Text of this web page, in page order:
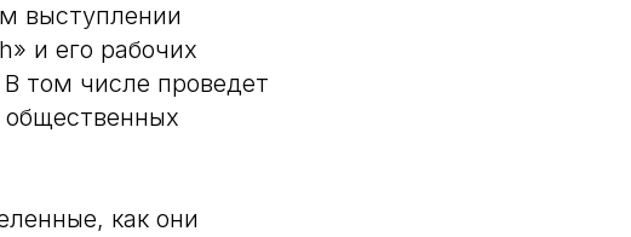
выступлении
и его рабочих
том числе проведет
общественных
как они